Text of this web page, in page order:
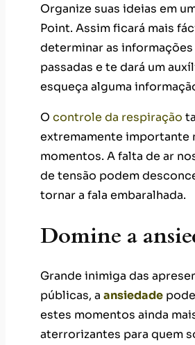
Organize suas ideias em
Point. Assim ficará mais
determinar as informações
passadas e te dará um
esqueça alguma
O controle da respiração
extremamente importante
momentos. A falta de ar
de tensão podem
tornar a fala embaralhada.
Domine a
Grande inimiga das
públicas, a ansiedade
estes momentos ainda
aterrorizantes para quem